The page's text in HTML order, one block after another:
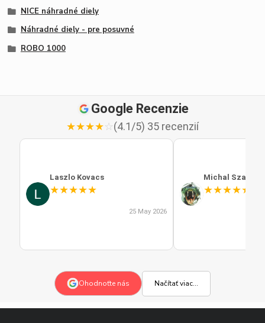
NICE náhradné diely
Náhradné diely - pre posuvné
ROBO 1000
Google Recenzie
★★★★☆(4.1/5) 35 recenzií
Laszlo Kovacs
★★★★★
25 May 2026
Michal Szabo
★★★★★
Ohodnoťte nás Načítať viac...